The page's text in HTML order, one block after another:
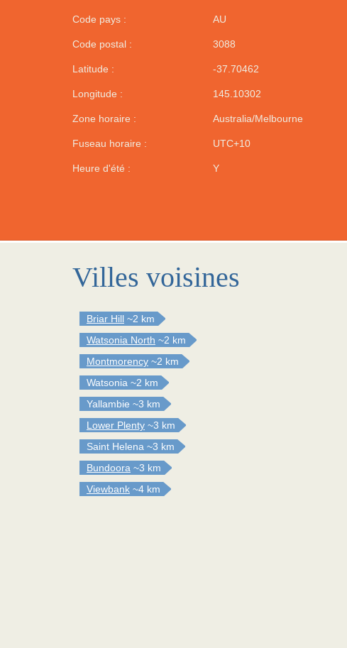
Code pays : AU
Code postal : 3088
Latitude : -37.70462
Longitude : 145.10302
Zone horaire : Australia/Melbourne
Fuseau horaire : UTC+10
Heure d'été : Y
Villes voisines
Briar Hill ~2 km
Watsonia North ~2 km
Montmorency ~2 km
Watsonia ~2 km
Yallambie ~3 km
Lower Plenty ~3 km
Saint Helena ~3 km
Bundoora ~3 km
Viewbank ~4 km